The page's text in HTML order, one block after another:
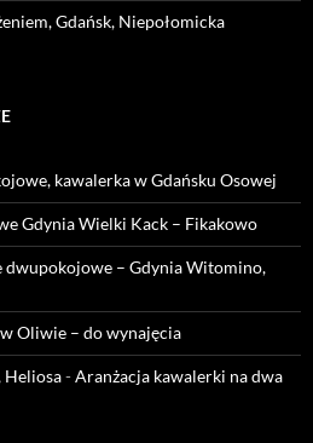
Gdańsk, Niepołomicka
kawalerka w Gdańsku Osowej
Gdynia Wielki Kack – Fikakowo
dwupokojowe – Gdynia Witomino,
Oliwie – do wynajęcia
Heliosa-Aranżacja kawalerki na dwa